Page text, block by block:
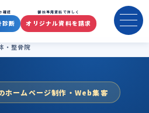
・整骨院のホームペ
確認
断
御社専用資料で詳しく
オリジナル資料を請求
・整骨院
ホームページ制作・Web集客